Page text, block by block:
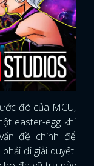
đó của MCU,
easter-egg khi
đề chính để
đi giải quyết.